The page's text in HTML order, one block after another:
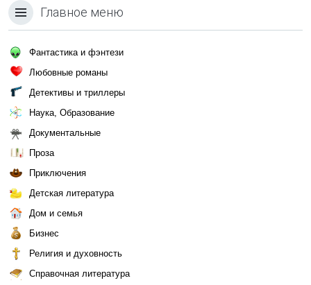
Главное меню
Фантастика и фэнтези
Любовные романы
Детективы и триллеры
Наука, Образование
Документальные
Проза
Приключения
Детская литература
Дом и семья
Бизнес
Религия и духовность
Справочная литература